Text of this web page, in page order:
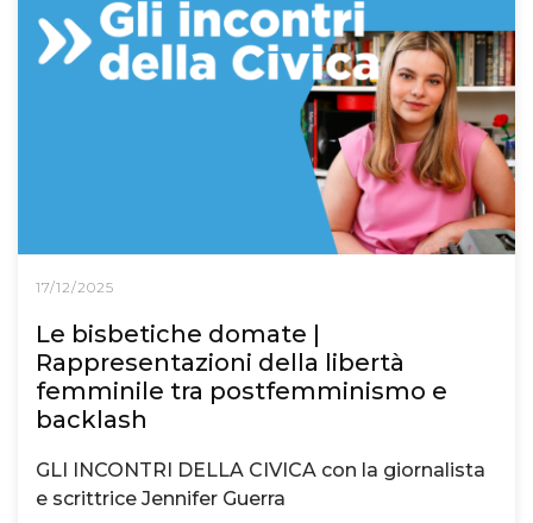
17/12/2025
Le bisbetiche domate |
Rappresentazioni della libertà
femminile tra postfemminismo e
backlash
GLI INCONTRI DELLA CIVICA con la giornalista
e scrittrice Jennifer Guerra